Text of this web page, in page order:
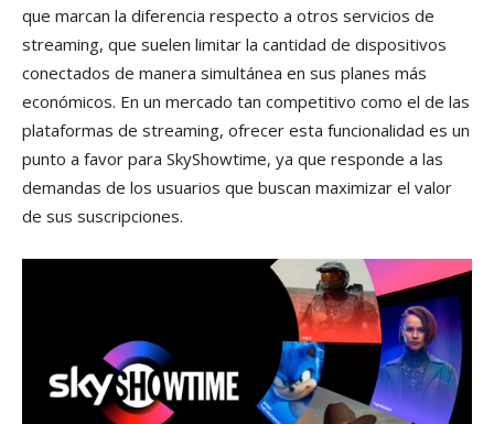
que marcan la diferencia respecto a otros servicios de
streaming, que suelen limitar la cantidad de dispositivos
conectados de manera simultánea en sus planes más
económicos. En un mercado tan competitivo como el de las
plataformas de streaming, ofrecer esta funcionalidad es un
punto a favor para SkyShowtime, ya que responde a las
demandas de los usuarios que buscan maximizar el valor
de sus suscripciones.